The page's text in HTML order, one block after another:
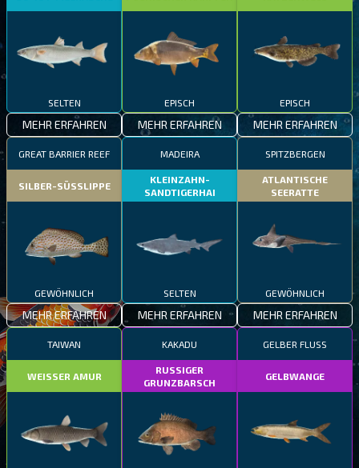
SELTEN
MEHR ERFAHREN
EPISCH
MEHR ERFAHREN
EPISCH
MEHR ERFAHREN
GREAT BARRIER REEF
SILBER-SÜSSLIPPE
GEWÖHNLICH
MEHR ERFAHREN
MADEIRA
KLEINZAHN-
SANDTIGERHAI
SELTEN
MEHR ERFAHREN
SPITZBERGEN
ATLANTISCHE
SEERATTE
GEWÖHNLICH
MEHR ERFAHREN
TAIWAN
WEISSER AMUR
KAKADU
RUSSIGER
GRUNZBARSCH
GELBER FLUSS
GELBWANGE